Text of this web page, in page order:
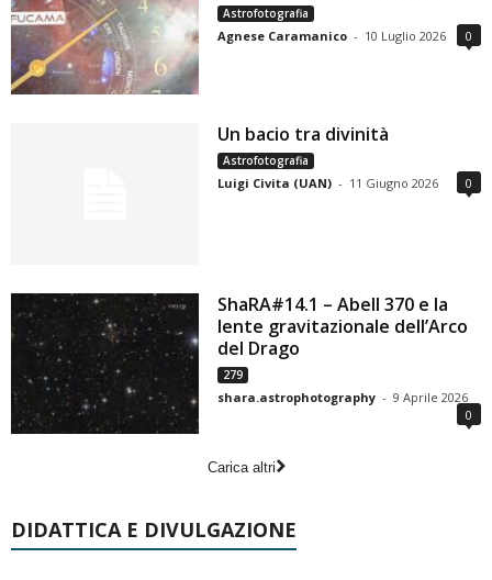
Astrofotografia
Agnese Caramanico - 10 Luglio 2026 0
Un bacio tra divinità
Astrofotografia
Luigi Civita (UAN) - 11 Giugno 2026 0
ShaRA#14.1 – Abell 370 e la
lente gravitazionale dell’Arco
del Drago
279
shara.astrophotography - 9 Aprile 2026
0
Carica altri
DIDATTICA E DIVULGAZIONE